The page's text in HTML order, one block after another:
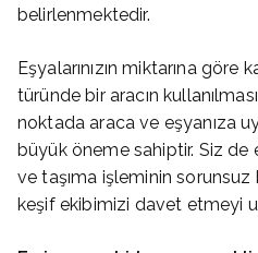
belirlenmektedir.
Eşyalarınızın miktarına
türünde bir aracın
noktada araca ve eşyanıza
büyük öneme sahiptir. Siz de
ve taşıma işleminin sorunsuz
keşif ekibimizi davet etmeyi